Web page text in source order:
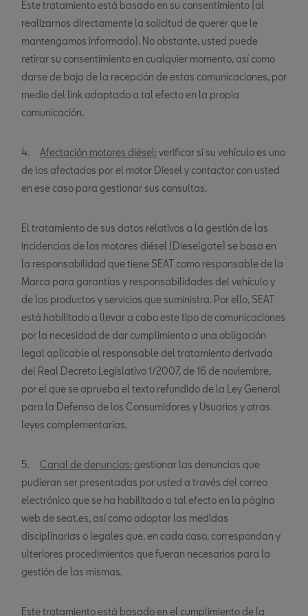
Este tratamiento está basado en su consentimiento (al
realizarnos directamente la solicitud de querer que le
mantengamos informado). No obstante, usted puede
retirar su consentimiento en cualquier momento, así como
darse de baja de la recepción de estas comunicaciones, por
medio del link adaptado a tal efecto en la propia
comunicación.
4. Afectación motores diésel:verificar si su vehículo es uno
de los afectados por el motor Diesel y contactar con usted
en ese caso para gestionar sus consultas.
El tratamiento de sus datos relativos a la gestión de las
incidencias de los motores diésel (Dieselgate) se basa en
la responsabilidad que tiene SEAT como responsable de la
Marca para garantías y responsabilidades del vehículo y
de los productos y servicios que suministra. Por ello, SEAT
está habilitado a llevar a cabo este tipo de comunicaciones
por la necesidad de dar cumplimiento a una obligación
legal aplicable al responsable del tratamiento derivada
del Real Decreto Legislativo 1/2007, de 16 de noviembre,
por el que se aprueba el texto refundido de la Ley General
para la Defensa de los Consumidores y Usuarios y otras
leyes complementarias.
5. Canal de denuncias:gestionar las denuncias que
pudieran ser presentadas por usted a través del correo
electrónico que se ha habilitado a tal efecto en la página
web de seat.es, así como adoptar las medidas
disciplinarias o legales que, en cada caso, correspondan y
ulteriores procedimientos que fueran necesarios para la
gestión de las mismas.
Este tratamiento está basado en el cumplimiento de la